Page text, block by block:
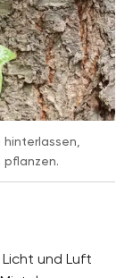
pflanzen.
und Luft